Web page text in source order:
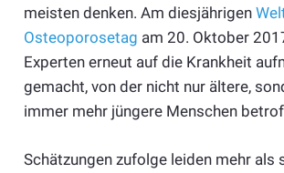
meisten denken. Am diesjährigen
Osteoporosetag am 20. Oktober
Experten erneut auf die Krankheit
gemacht, von der nicht nur ältere,
immer mehr jüngere Menschen
Schätzungen zufolge leiden mehr als